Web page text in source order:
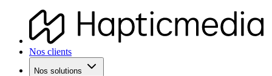
Nos clients
Nos solutions